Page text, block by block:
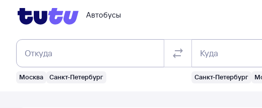
Автобусы
Откуда
Москва Санкт-Петербург
Куда
Санкт-Петербург